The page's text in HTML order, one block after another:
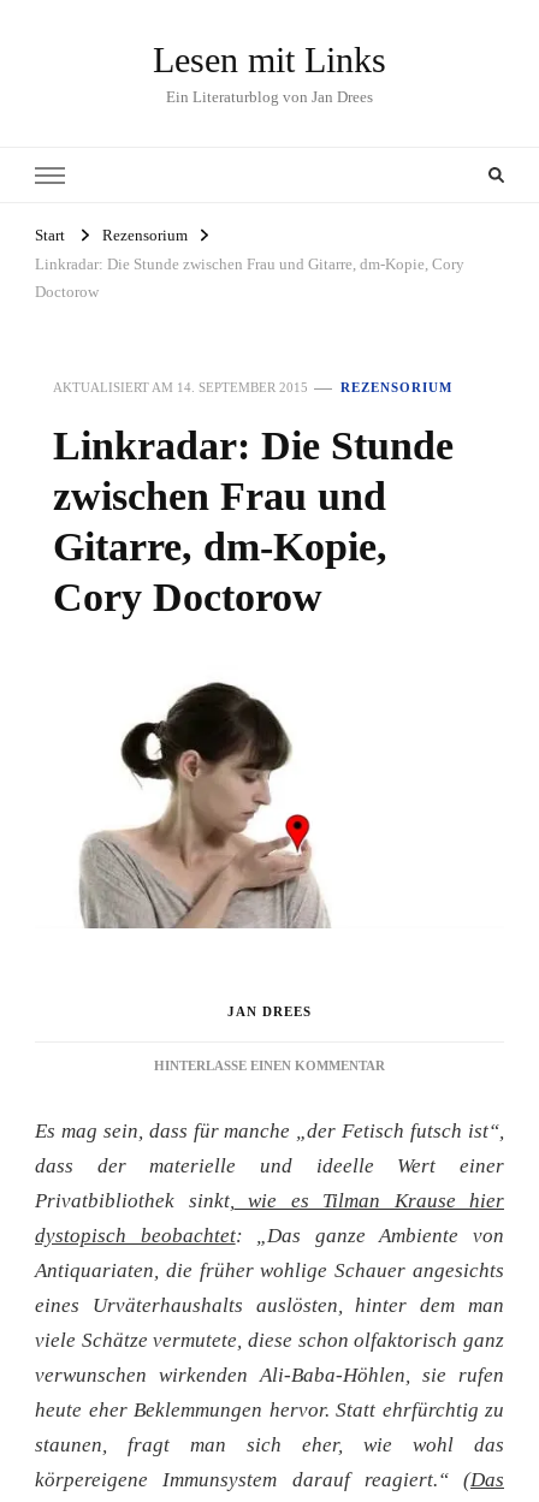
Lesen mit Links
Ein Literaturblog von Jan Drees
Start
Rezensorium
Linkradar: Die Stunde zwischen Frau und Gitarre, dm-Kopie, Cory
Doctorow
AKTUALISIERT AM 14. SEPTEMBER 2015 REZENSORIUM
Linkradar: Die Stunde
zwischen Frau und
Gitarre, dm-Kopie,
Cory Doctorow
JAN DREES
HINTERLASSE EINEN KOMMENTAR
STUNDE
UND
KOPIE,
DOCTOROW
Es mag sein, dass für manche „der Fetisch futsch ist“,
dass der materielle und ideelle Wert einer
Privatbibliothek sinkt, wie es Tilman Krause hier
dystopisch beobachtet: „Das ganze Ambiente von
Antiquariaten, die früher wohlige Schauer angesichts
eines Urväterhaushalts auslösten, hinter dem man
viele Schätze vermutete, diese schon olfaktorisch ganz
verwunschen wirkenden Ali-Baba-Höhlen, sie rufen
heute eher Beklemmungen hervor. Statt ehrfürchtig zu
staunen, fragt man sich eher, wie wohl das
körpereigene Immunsystem darauf reagiert.“ (Das